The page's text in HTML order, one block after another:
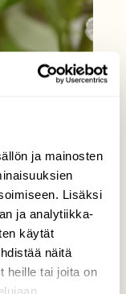
ja mainosten
Lisäksi
ja analytiikka-
käytät
näitä
heille tai joita on